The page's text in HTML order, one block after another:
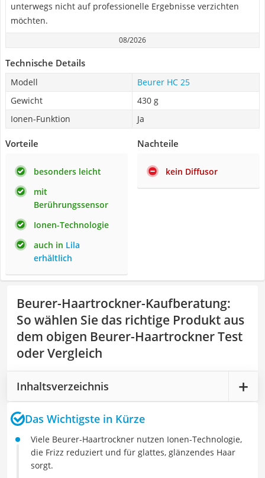
unterwegs nicht auf professionelle Ergebnisse verzichten
möchten.
08/2026
Technische Details
Modell
Beurer HC 25
Gewicht
430 g
Ionen-Funktion
Ja
Vorteile
besonders leicht
mit
Berührungssensor
Ionen-Technologie
auch in Lila
erhältlich
Nachteile
kein Diffusor
Beurer-Haartrockner-Kaufberatung:
So wählen Sie das richtige Produkt aus
dem obigen Beurer-Haartrockner Test
oder Vergleich
Inhaltsverzeichnis
Das Wichtigste in Kürze
Viele Beurer-Haartrockner nutzen Ionen-Technologie,
die Frizz reduziert und für glattes, glänzendes Haar
sorgt.